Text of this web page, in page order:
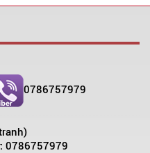
0786757979
0786757979